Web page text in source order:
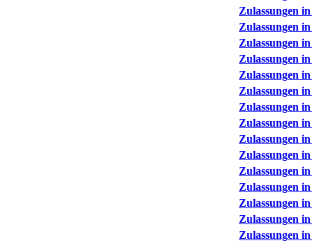
Zulassungen
Zulassungen
Zulassungen
Zulassungen
Zulassungen
Zulassungen
Zulassungen
Zulassungen
Zulassungen
Zulassungen
Zulassungen
Zulassungen
Zulassungen
Zulassungen
Zulassungen